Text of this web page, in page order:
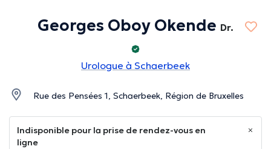
Georges Oboy Okende Dr.
Urologue à Schaerbeek
Rue des Pensées 1, Schaerbeek, Région de Bruxelles
Indisponible pour la prise de rendez-vous en
ligne